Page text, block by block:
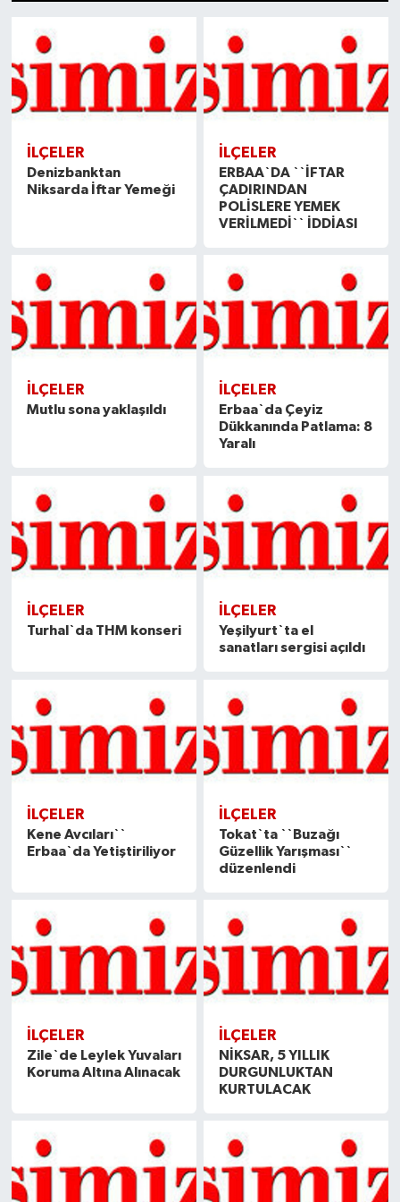
İLÇELER
Denizbanktan
Niksarda İftar Yemeği
İLÇELER
ERBAA`DA ``İFTAR
ÇADIRINDAN
POLİSLERE YEMEK
VERİLMEDİ`` İDDİASI
İLÇELER
Mutlu sona yaklaşıldı
İLÇELER
Erbaa`da Çeyiz
Dükkanında Patlama: 8
Yaralı
İLÇELER
Turhal`da THM konseri
İLÇELER
Yeşilyurt`ta el
sanatları sergisi açıldı
İLÇELER
Kene Avcıları``
Erbaa`da Yetiştiriliyor
İLÇELER
Tokat`ta ``Buzağı
Güzellik Yarışması``
düzenlendi
İLÇELER
Zile`de Leylek Yuvaları
Koruma Altına Alınacak
İLÇELER
NİKSAR, 5 YILLIK
DURGUNLUKTAN
KURTULACAK
Teknoloji
Yaşam